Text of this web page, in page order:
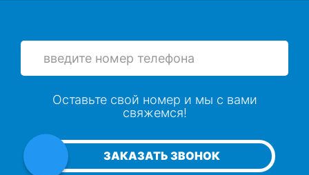
ЗАКАЗАТЬ ЗВОНОК
Оставьте свой номер и мы с вами
свяжемся!